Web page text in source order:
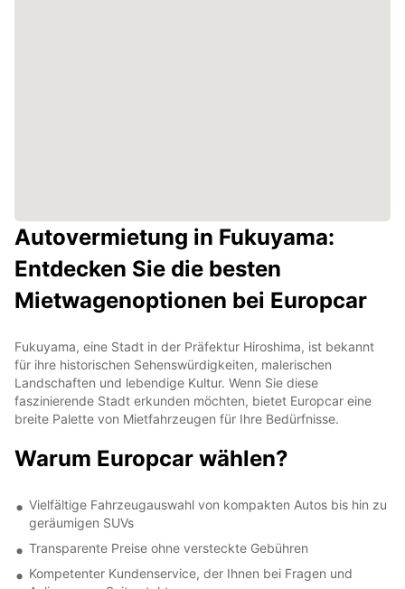
Autovermietung in Fukuyama:
Entdecken Sie die besten
Mietwagenoptionen bei Europcar
Fukuyama, eine Stadt in der Präfektur Hiroshima, ist bekannt
für ihre historischen Sehenswürdigkeiten, malerischen
Landschaften und lebendige Kultur. Wenn Sie diese
faszinierende Stadt erkunden möchten, bietet Europcar eine
breite Palette von Mietfahrzeugen für Ihre Bedürfnisse.
Warum Europcar wählen?
Vielfältige Fahrzeugauswahl von kompakten Autos bis hin zu
geräumigen SUVs
Transparente Preise ohne versteckte Gebühren
Kompetenter Kundenservice, der Ihnen bei Fragen und